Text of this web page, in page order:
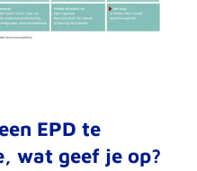
EPD te
wat geef je op?